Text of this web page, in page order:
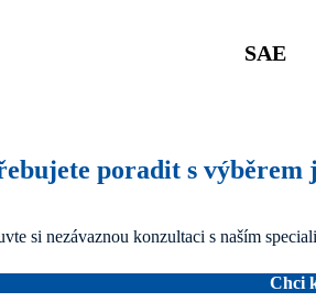
SAE
poradit s výběrem
si nezávaznou konzultaci s naším
Chci